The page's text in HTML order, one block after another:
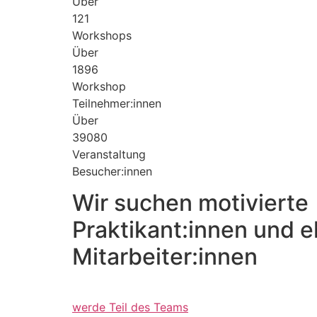
121
Workshops
Über
1896
Workshop
Teilnehmer:innen
Über
39080
Veranstaltung
Besucher:innen
Wir suchen motivierte
Praktikant:innen und
Mitarbeiter:innen
werde Teil des Teams